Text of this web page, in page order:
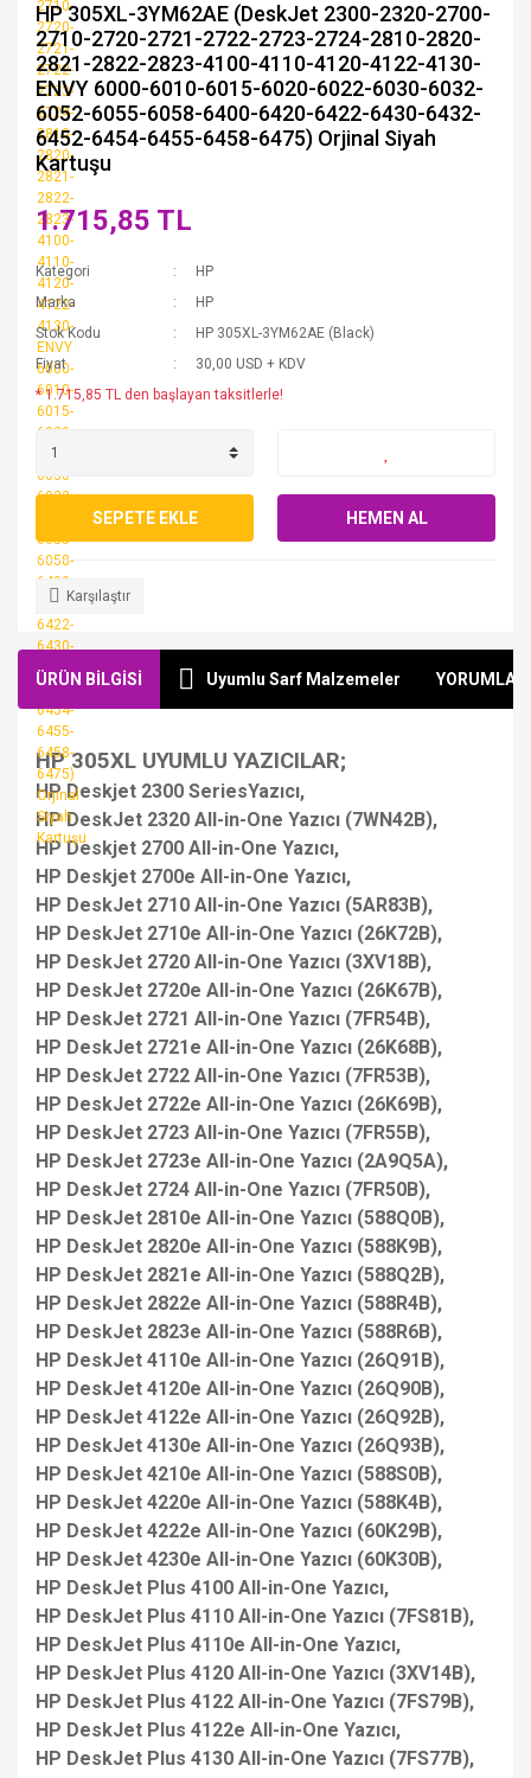
HP 305XL-3YM62AE (DeskJet 2300-2320-2700-
2710-2720-2721-2722-2723-2724-2810-2820-
2821-2822-2823-4100-4110-4120-4122-4130-
ENVY 6000-6010-6015-6020-6022-6030-6032-
6052-6055-6058-6400-6420-6422-6430-6432-
6452-6454-6455-6458-6475) Orjinal Siyah
Kartuşu
1.715,85 TL
Kategori
HP
Marka
HP
Stok Kodu
HP 305XL-3YM62AE (Black)
Fiyat
30,00 USD + KDV
* 1.715,85 TL den başlayan taksitlerle!
SEPETE EKLE HEMEN AL
Karşılaştır
ÜRÜN BİLGİSİ Uyumlu Sarf Malzemeler YORUMLAR
HP 305XL UYUMLU YAZICILAR;
HP Deskjet 2300 SeriesYazıcı,
HP DeskJet 2320 All-in-One Yazıcı (7WN42B),
HP Deskjet 2700 All-in-One Yazıcı,
HP Deskjet 2700e All-in-One Yazıcı,
HP DeskJet 2710 All-in-One Yazıcı (5AR83B),
HP DeskJet 2710e All-in-One Yazıcı (26K72B),
HP DeskJet 2720 All-in-One Yazıcı (3XV18B),
HP DeskJet 2720e All-in-One Yazıcı (26K67B),
HP DeskJet 2721 All-in-One Yazıcı (7FR54B),
HP DeskJet 2721e All-in-One Yazıcı (26K68B),
HP DeskJet 2722 All-in-One Yazıcı (7FR53B),
HP DeskJet 2722e All-in-One Yazıcı (26K69B),
HP DeskJet 2723 All-in-One Yazıcı (7FR55B),
HP DeskJet 2723e All-in-One Yazıcı (2A9Q5A),
HP DeskJet 2724 All-in-One Yazıcı (7FR50B),
HP DeskJet 2810e All-in-One Yazıcı (588Q0B),
HP DeskJet 2820e All-in-One Yazıcı (588K9B),
HP DeskJet 2821e All-in-One Yazıcı (588Q2B),
HP DeskJet 2822e All-in-One Yazıcı (588R4B),
HP DeskJet 2823e All-in-One Yazıcı (588R6B),
HP DeskJet 4110e All-in-One Yazıcı (26Q91B),
HP DeskJet 4120e All-in-One Yazıcı (26Q90B),
HP DeskJet 4122e All-in-One Yazıcı (26Q92B),
HP DeskJet 4130e All-in-One Yazıcı (26Q93B),
HP DeskJet 4210e All-in-One Yazıcı (588S0B),
HP DeskJet 4220e All-in-One Yazıcı (588K4B),
HP DeskJet 4222e All-in-One Yazıcı (60K29B),
HP DeskJet 4230e All-in-One Yazıcı (60K30B),
HP DeskJet Plus 4100 All-in-One Yazıcı,
HP DeskJet Plus 4110 All-in-One Yazıcı (7FS81B),
HP DeskJet Plus 4110e All-in-One Yazıcı,
HP DeskJet Plus 4120 All-in-One Yazıcı (3XV14B),
HP DeskJet Plus 4122 All-in-One Yazıcı (7FS79B),
HP DeskJet Plus 4122e All-in-One Yazıcı,
HP DeskJet Plus 4130 All-in-One Yazıcı (7FS77B),